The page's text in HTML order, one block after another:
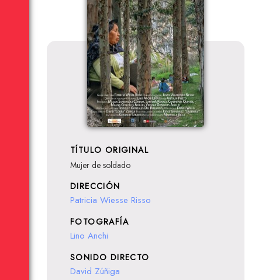
TÍTULO ORIGINAL
Mujer de soldado
DIRECCIÓN
Patricia Wiesse Risso
FOTOGRAFÍA
Lino Anchi
SONIDO DIRECTO
David Zúñiga